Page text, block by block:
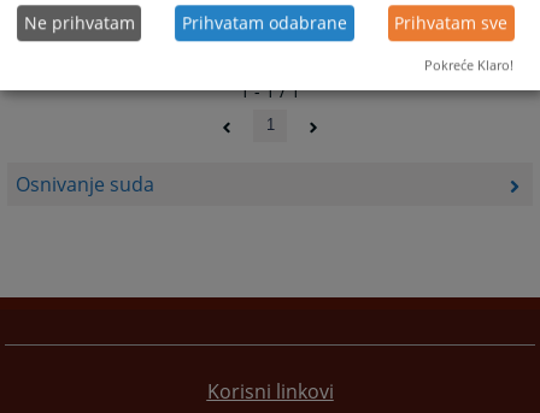
Osnivanje suda
changing
dates.
changing
dates.
1 - 1 / 1
1
Korisni linkovi
Ne prihvatam Prihvatam odabrane Prihvatam sve
Pokreće Klaro!